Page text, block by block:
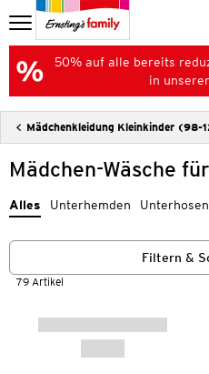
50% auf alle bereits
in
Mädchenkleidung Kleinkinder (98-
Mädchen-Wäsche
Alles Unterhemden Unterhosen
79 Artikel
Filtern &